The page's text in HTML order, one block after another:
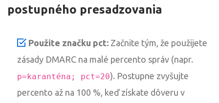
postupného presadzovania
Použite značku pct: Začnite tým, že použijete
zásady DMARC na malé percento správ (napr.
p=karanténa; pct=20). Postupne zvyšujte
percento až na 100 %, keď získate dôveru v